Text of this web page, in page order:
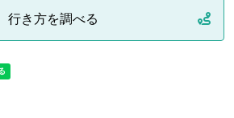
行き方を調べる